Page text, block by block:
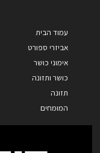
עמוד הבית
אביזרי ספורט
אימוני כושר
כושר ותזונה
תזונה
המומחים